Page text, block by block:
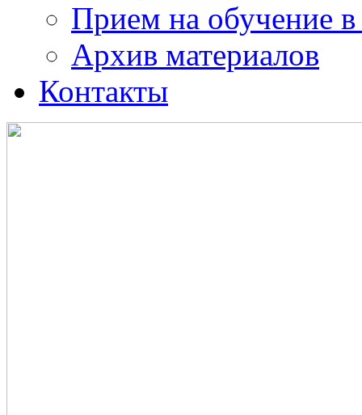
Прием на обучение в
Архив материалов
Контакты